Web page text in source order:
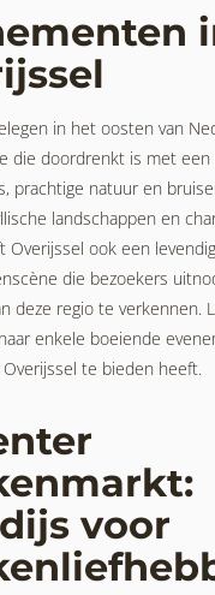
in het oosten van
die doordrenkt is met een
prachtige natuur en
landschappen en
Overijssel ook een
die bezoekers
deze regio te verkennen.
enkele boeiende
te bieden heeft.
voor